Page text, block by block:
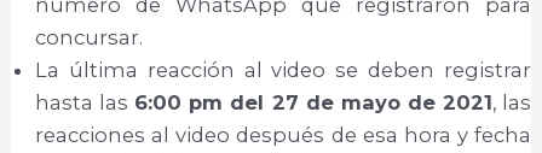
concursar.
La última reacción al video se deben registrar
hasta las 6:00 pm del 27 de mayo de 2021, las
reacciones al video después de esa hora y fecha